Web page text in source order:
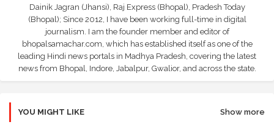
Dainik Jagran (Jhansi), Raj Express (Bhopal), Pradesh Today
(Bhopal); Since 2012, I have been working full-time in digital
journalism. I am the founder member and editor of
bhopalsamachar.com, which has established itself as one of the
leading Hindi news portals in Madhya Pradesh, covering the latest
news from Bhopal, Indore, Jabalpur, Gwalior, and across the state.
YOU MIGHT LIKE Show more